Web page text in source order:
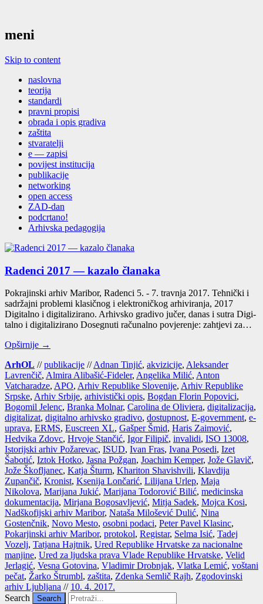
meni
Skip to content
naslovna
teorija
standardi
pravni propisi
obrada i opis gradiva
zaštita
stvaratelji
e — zapisi
povijest institucija
publikacije
networking
open access
ZAD-dan
podcrtano!
Arhivska pedagogija
Radenci 2017 — kazalo članaka
Pokrajinski arhiv Maribor, Radenci 5. - 7. travnja 2017. Tehnički i
sadržajni problemi klasičnog i elektroničkog arhiviranja, 2017
Digitalno i digitalizirano. Arhivsko gradivo jučer, danas i sutra Digi­
tal­no i digi­ta­li­zi­ra­no Dosegnuti računalno povjerenje: zahtjevi za…
Opširnije →
ArhOL // publikacije // Adnan Tinjić, akvizicije, Aleksander
Lavrenčič, Almira Alibašić-Fideler, Angelika Milić, Anton
Vatcharadze, APO, Arhiv Republike Slovenije, Arhiv Republike
Srpske, Arhiv Srbije, arhivistički opis, Bogdan Florin Popovici,
Bogomil Jelenc, Branka Molnar, Carolina de Oliviera, digitalizacija,
digitalizat, digitalno arhivsko gradivo, dostupnost, E-government, e-
uprava, ERMS, Euscreen XL, Gašper Šmid, Haris Zaimović,
Hedvika Zdovc, Hrvoje Stančić, Igor Filipič, invalidi, ISO 13008,
Istorijski arhiv Požarevac, ISUD, Ivan Fras, Ivana Posedi, Izet
Šabotić, Iztok Hotko, Jasna Požgan, Joachim Kemper, Jože Glavič,
Jože Škofljanec, Katja Šturm, Khariton Shavishvili, Klavdija
Zupančič, Kronist, Ksenija Lončarić, Lilijana Urlep, Maja
Nikolova, Marijana Jukić, Marijana Todorović Bilić, medicinska
dokumentacija, Mirjana Bogosavljević, Mitja Sadek, Mojca Kosi,
Nadškofijski arhiv Maribor, Nataša Milošević Dulić, Nina
Gostenčnik, Novo Mesto, osobni podaci, Peter Pavel Klasinc,
Pokarjinski arhiv Maribor, protokol, Registar, Selma Isić, Tadej
Vozelj, Tatjana Hajtnik, Ured Republike Hrvatske za nacionalne
manjine, Ured za ljudska prava Vlade Republike Hrvatske, Velid
Jerlagić, Vesna Gotovina, Vladimir Drobnjak, Vlatka Lemić, voštani
pečat, Žarko Štrumbl, zaštita, Zdenka Semlič Rajh, Zgodovinski
arhiv Ljubljana // 10. 4. 2017.
Search